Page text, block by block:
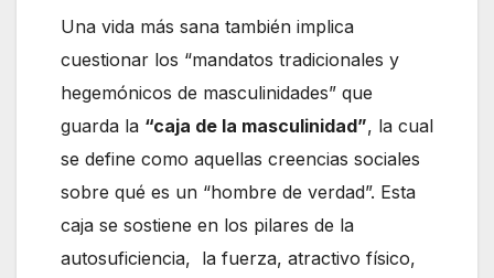
Una vida más sana también implica
cuestionar los “mandatos tradicionales y
hegemónicos de masculinidades” que
guarda la “caja de la masculinidad”, la cual
se define como aquellas creencias sociales
sobre qué es un “hombre de verdad”. Esta
caja se sostiene en los pilares de la
autosuficiencia, la fuerza, atractivo físico,